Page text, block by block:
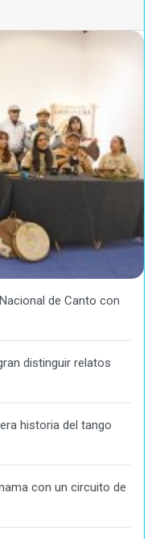
de Canto con
distinguir relatos
historia del tango
con un circuito de